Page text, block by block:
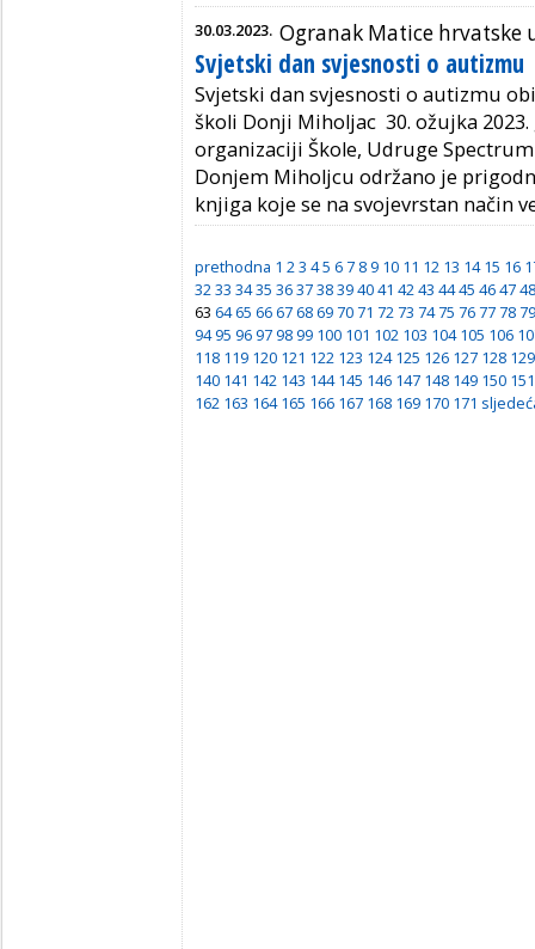
30.03.2023. Ogranak Matice hrvatske
Svjetski dan svjesnosti o autizmu
Svjetski dan svjesnosti o autizmu
školi Donji Miholjac 30. ožujka
organizaciji Škole, Udruge
Donjem Miholjcu održano je
knjiga koje se na svojevrstan način
prethodna 1 23 45 6 7 8 9 10 11 12 13 14 15 16
3233 3435 363738394041 4243 4445 464748
63 64 65 66 67 68 69 70 71 72 73 74 75 76 77 78 79
94 95 96 97 98 99 100 101 102 103 104 105 106
118 119 120 121 122 123 124 125 126 127 128 129
140 141 142 143 144 145 146 147 148 149 150 151
162 163 164 165 166 167 168 169 170 171